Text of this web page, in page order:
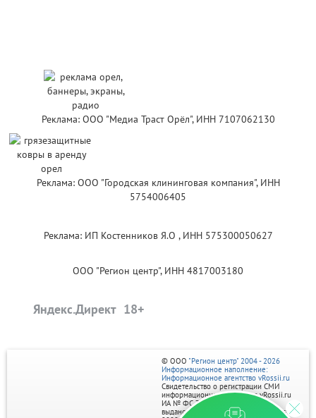
Реклама: ООО "Медиа Траст Орёл", ИНН 7107062130
Реклама: ООО "Городская клининговая компания", ИНН
5754006405
Реклама: ИП Костенников Я.О , ИНН 575300050627
ООО "Регион центр", ИНН 4817003180
Яндекс.Директ
© ООО "Регион центр" 2004 - 2026
Информационное наполнение:
Информационное агентство vRossii.ru
Свидетельство о регистрации СМИ
информационного агентства vRossii.ru
ИА № ФС 77‑35502
выдано РОСКОМНАДЗОРом 04 марта